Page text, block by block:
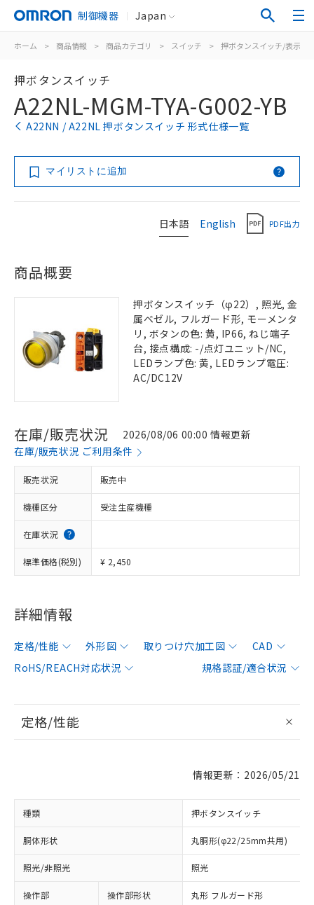
制御機器 Japan
ホーム > 商品情報 > 商品カテゴリ > スイッチ > 押ボタンスイッチ/表示灯
押ボタンスイッチ
A22NL-MGM-TYA-G002-YB
A22NN / A22NL 押ボタンスイッチ 形式仕様一覧
マイリストに追加
日本語 English PDF出力
商品概要
押ボタンスイッチ（φ22）, 照光, 金
属ベゼル, フルガード形, モーメンタ
リ, ボタンの色: 黄, IP66, ねじ端子
台, 接点構成: -/点灯ユニット/NC,
LEDランプ色: 黄, LEDランプ電圧:
AC/DC12V
在庫/販売状況
2026/08/06 00:00 情報更新
在庫/販売状況 ご利用条件
販売状況 販売中
機種区分 受注生産機種
在庫状況
標準価格(税別) ¥ 2,450
詳細情報
定格/性能 外形図 取りつけ穴加工図
CAD
RoHS/REACH対応状況
規格認証/適合状況
定格/性能
情報更新：2026/05/21
種類 押ボタンスイッチ
胴体形状 丸胴形(φ22/25mm共用)
照光/非照光 照光
操作部 操作部形状 丸形 フルガード形